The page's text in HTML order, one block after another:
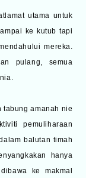
utama untuk
ke kutub tapi
mereka.
pulang, semua
tabung amanah nie
pemuliharaan
balutan timah
hanya
ke makmal